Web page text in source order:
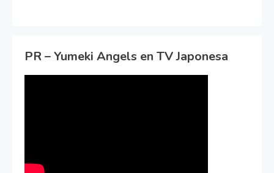
PR – Yumeki Angels en TV Japonesa